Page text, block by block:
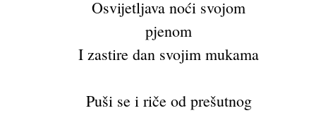
Osvijetljava noći svojom
pjenom
I zastire dan svojim mukama
Puši se i riče od prešutnog